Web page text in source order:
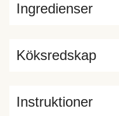
Ingredienser
Köksredskap
Instruktioner